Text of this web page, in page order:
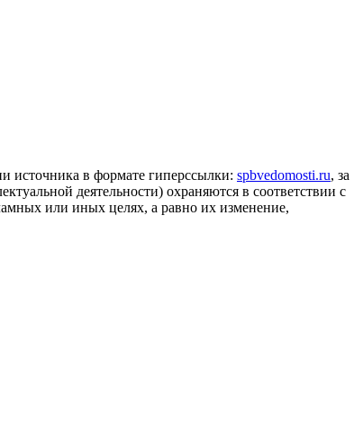
источника в формате гиперссылки: spbvedomosti.ru, за
деятельности) охраняются в соответствии с
или иных целях, а равно их изменение,